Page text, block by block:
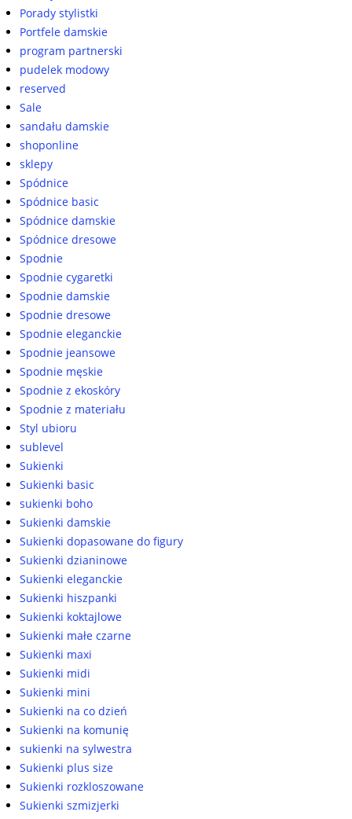
Porady stylistki
Portfele damskie
program partnerski
pudelek modowy
reserved
Sale
sandału damskie
shoponline
sklepy
Spódnice
Spódnice basic
Spódnice damskie
Spódnice dresowe
Spodnie
Spodnie cygaretki
Spodnie damskie
Spodnie dresowe
Spodnie eleganckie
Spodnie jeansowe
Spodnie męskie
Spodnie z ekoskóry
Spodnie z materiału
Styl ubioru
sublevel
Sukienki
Sukienki basic
sukienki boho
Sukienki damskie
Sukienki dopasowane do figury
Sukienki dzianinowe
Sukienki eleganckie
Sukienki hiszpanki
Sukienki koktajlowe
Sukienki małe czarne
Sukienki maxi
Sukienki midi
Sukienki mini
Sukienki na co dzień
Sukienki na komunię
sukienki na sylwestra
Sukienki plus size
Sukienki rozkloszowane
Sukienki szmizjerki